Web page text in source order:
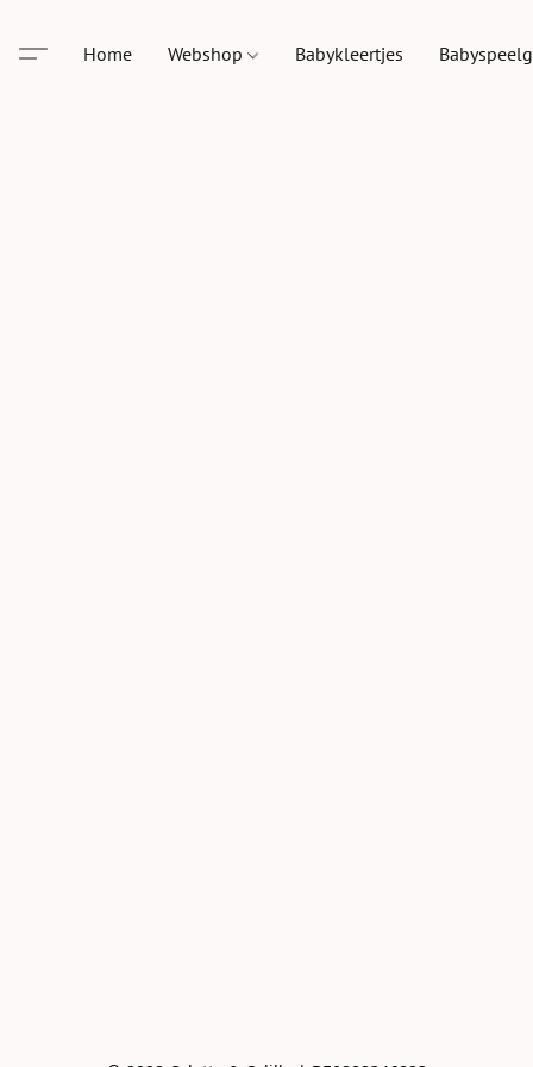
Home Webshop Babykleertjes